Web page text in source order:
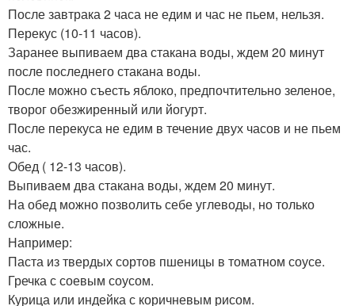
После завтрака 2 часа не едим и час не пьем, нельзя.
Перекус (10-11 часов).
Заранее выпиваем два стакана воды, ждем 20 минут
после последнего стакана воды.
После можно съесть яблоко, предпочтительно зеленое,
творог обезжиренный или йогурт.
После перекуса не едим в течение двух часов и не пьем
час.
Обед ( 12-13 часов).
Выпиваем два стакана воды, ждем 20 минут.
На обед можно позволить себе углеводы, но только
сложные.
Например:
Паста из твердых сортов пшеницы в томатном соусе.
Гречка с соевым соусом.
Курица или индейка с коричневым рисом.